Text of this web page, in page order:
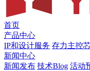
首页
产品中心
IP和设计服务 存力主控
新闻中心
新闻发布 技术Blog 活动